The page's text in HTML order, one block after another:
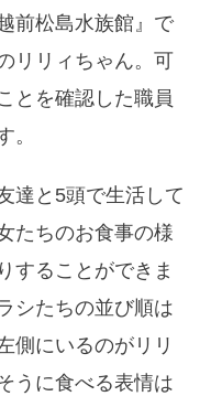
前松島水族館』で
リリィちゃん。可
とを確認した職員
。
達と5頭で生活して
たちのお食事の様
することができま
シたちの並び順は
側にいるのがリリ
うに食べる表情は